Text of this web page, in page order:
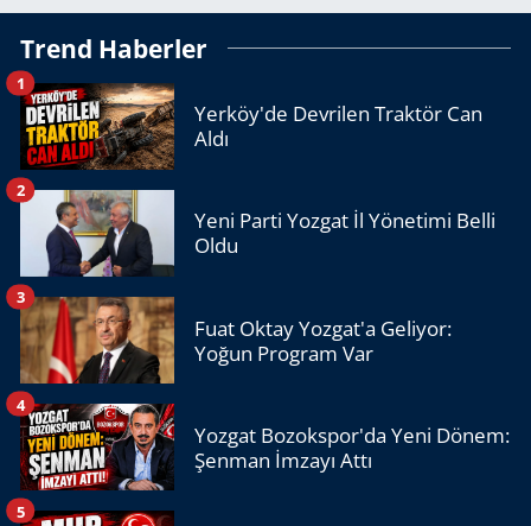
Trend Haberler
Yerköy'de Devrilen Traktör Can
Aldı
1
Yeni Parti Yozgat İl Yönetimi Belli
Oldu
2
Fuat Oktay Yozgat'a Geliyor:
Yoğun Program Var
3
Yozgat Bozokspor'da Yeni Dönem:
Şenman İmzayı Attı
4
5